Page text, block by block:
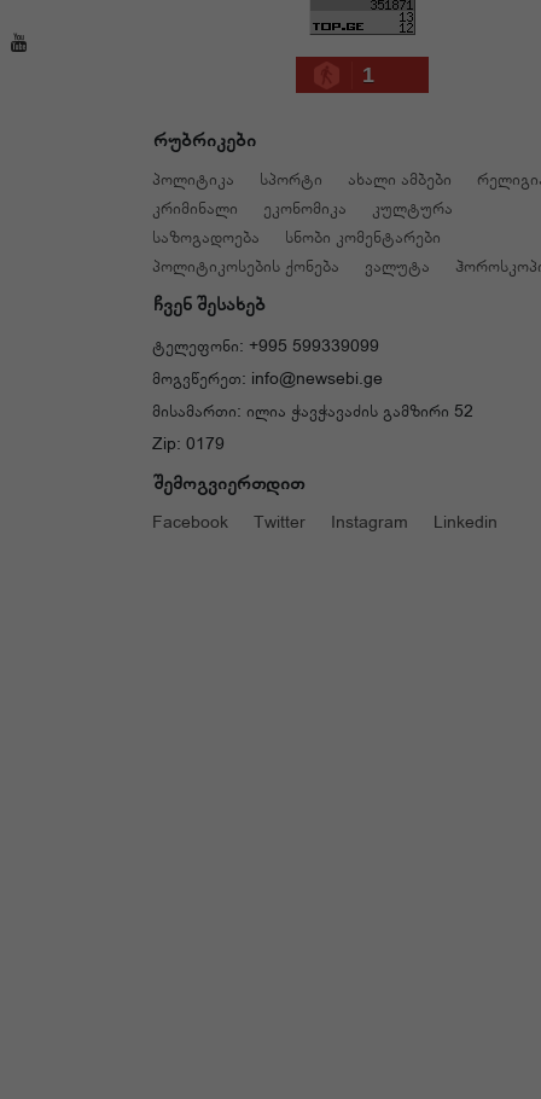
1
რუბრიკები
პოლიტიკა სპორტი ახალი ამბები
კრიმინალი
ეკონომიკა
კულტურა
საზოგადოება
სნობი კომენტარები
პოლიტიკოსების ქონება
ვალუტა
ჩვენ შესახებ
ტელეფონი: +995 599339099
მოგვწერეთ: info@newsebi.ge
მისამართი: ილია ჭავჭავაძის გამზირი 52
Zip: 0179
შემოგვიერთდით
Facebook Twitter Instagram Linkedin